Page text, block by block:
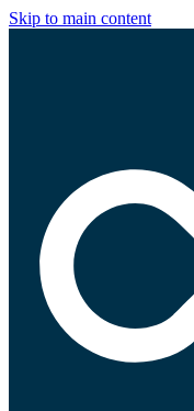
Skip to main content